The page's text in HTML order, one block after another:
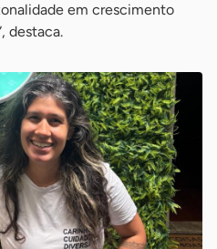
em crescimento
destaca.